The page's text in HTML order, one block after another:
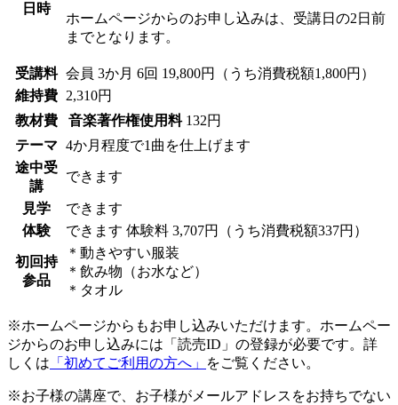
日時
ホームページからのお申し込みは、受講日の2日前
までとなります。
受講料 会員 3か月 6回 19,800円（うち消費税額1,800円）
維持費
2,310円
教材費
音楽著作権使用料 132円
テーマ 4か月程度で1曲を仕上げます
途中受
講
できます
見学
できます
体験
できます 体験料 3,707円（うち消費税額337円）
初回持
参品
＊動きやすい服装
＊飲み物（お水など）
＊タオル
※ホームページからもお申し込みいただけます。ホームペー
ジからのお申し込みには「読売ID」の登録が必要です。詳
しくは 「初めてご利用の方へ」 をご覧ください。
※お子様の講座で、お子様がメールアドレスをお持ちでない